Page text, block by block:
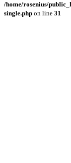
/home/rosenius/
single.php on line 31